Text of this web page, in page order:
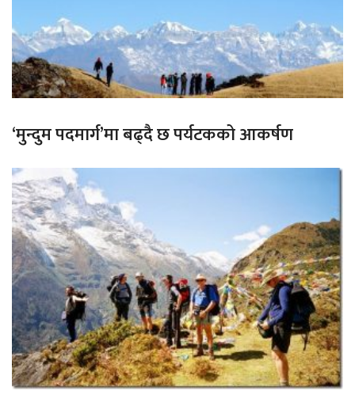
‘मुन्दुम पदमार्ग’मा बढ्दै छ पर्यटकको आकर्षण